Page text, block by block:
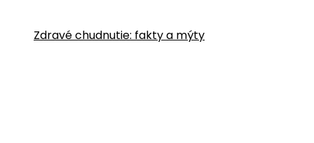
Zdravé chudnutie: fakty a mýty